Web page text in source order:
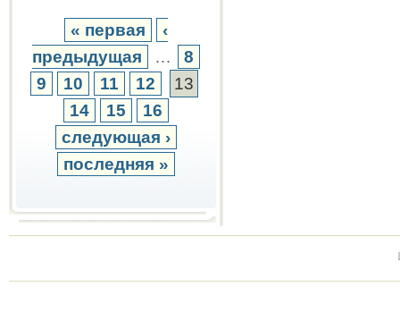
« первая
‹
предыдущая
…
8
9
10 11 12
13
14
15
16
следующая ›
последняя »